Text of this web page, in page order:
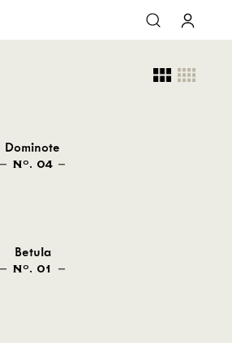
Dominote
NO . 04
Betula
NO . 01